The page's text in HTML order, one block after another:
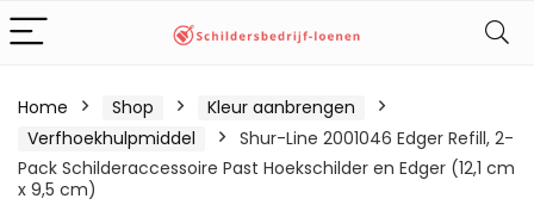
Home Shop
Kleur aanbrengen
Verfhoekhulpmiddel
Shur-Line 2001046 Edger Refill, 2-
Pack Schilderaccessoire Past Hoekschilder en Edger (12,1 cm
x 9,5 cm)